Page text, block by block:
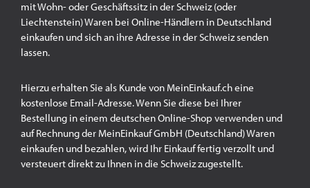
mit Wohn- oder Geschäftssitz in der Schweiz (oder
Liechtenstein) Waren bei Online-Händlern in Deutschland
einkaufen und sich an ihre Adresse in der Schweiz senden
lassen.
Hierzu erhalten Sie als Kunde von MeinEinkauf.ch eine
kostenlose Email-Adresse. Wenn Sie diese bei Ihrer
Bestellung in einem deutschen Online-Shop verwenden und
auf Rechnung der MeinEinkauf GmbH (Deutschland) Waren
einkaufen und bezahlen, wird Ihr Einkauf fertig verzollt und
versteuert direkt zu Ihnen in die Schweiz zugestellt.